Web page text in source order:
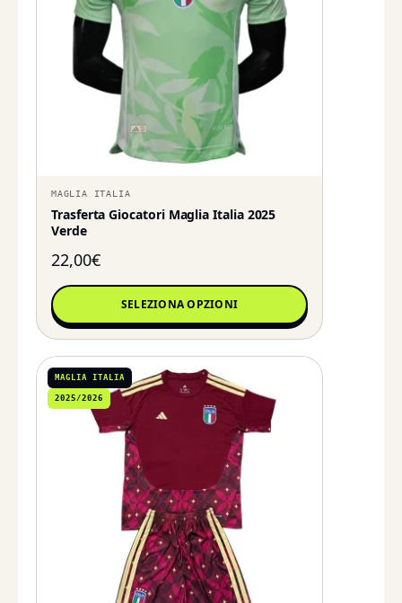
MAGLIA ITALIA
Trasferta Giocatori Maglia Italia 2025
Verde
22,00€
SELEZIONA OPZIONI
MAGLIA ITALIA
2025/2026